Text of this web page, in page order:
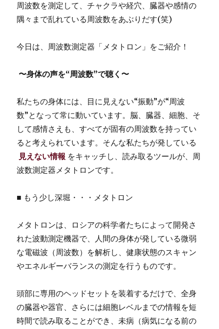
周波数を測定して、チャクラや経穴、臓器や感情の
隅々まで乱れている周波数をあぶりだす(笑)
今日は、周波数測定器「メタトロン」をご紹介！
〜身体の声を“周波数”で聴く〜
私たちの身体には、目に見えない“振動”が“周波
数”となって常に動いています。脳、臓器、細胞、そ
して感情さえも、すべてが固有の周波数を持ってい
ると考えられています。そんな私たちが発している
見えない情報 をキャッチし、読み取るツールが、周
波数測定器メタトロンです。
■ もう少し深堀・・・メタトロン
メタトロンは、ロシアの科学者たちによって開発さ
れた波動測定機器で、人間の身体が発している微弱
な電磁波（周波数）を解析し、健康状態のスキャン
やエネルギーバランスの測定を行うものです。
頭部に専用のヘッドセットを装着するだけで、全身
の臓器や器官、さらには細胞レベルまでの情報を短
時間で読み取ることができ、未病（病気になる前の